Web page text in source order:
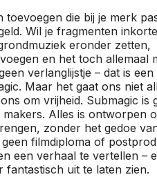
toevoegen die bij je merk
Wil je fragmenten
eronder zetten,
en het toch allemaal
verlanglijstje – dat is
Maar het gaat ons niet
om vrijheid. Submagic is
Alles is ontworpen
zonder het gedoe
filmdiploma of
een verhaal te vertellen –
fantastisch uit te laten zien.